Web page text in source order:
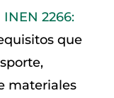
2266:
que
materiales